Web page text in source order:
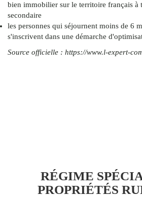
bien immobilier sur le territoire français à
secondaire
les personnes qui séjournent moins de 6
s'inscrivent dans une démarche
Source officielle : https://www.l-expert-
RÉGIME
PROPRIÉTÉS